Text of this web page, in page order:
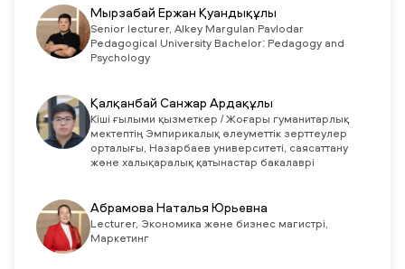
Мырзабай Ержан Қуандықұлы
Senior lecturer, Alkey Margulan Pavlodar
Pedagogical University Bachelor: Pedagogy and
Psychology
Қалқанбай Санжар Ардақұлы
Кіші ғылыми қызметкер / Жоғары гуманитарлық
мектептің Эмпирикалық әлеуметтік зерттеулер
орталығы, Назарбаев университеті, саясаттану
және халықаралық қатынастар бакалаврі
Абрамова Наталья Юрьевна
Lecturer, Экономика және бизнес магистрі,
Маркетинг